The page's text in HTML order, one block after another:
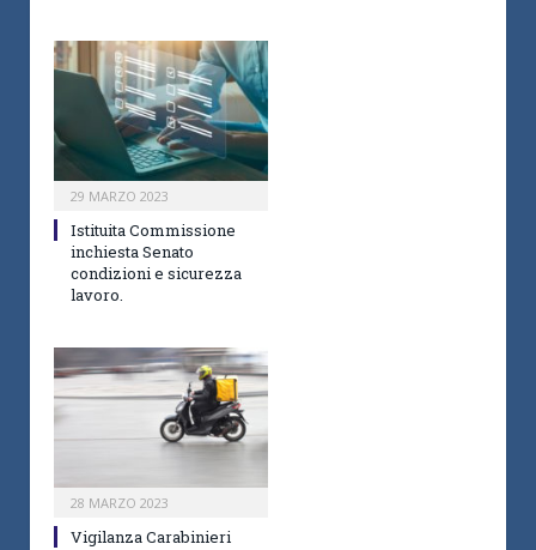
29 MARZO 2023
Istituita Commissione
inchiesta Senato
condizioni e sicurezza
lavoro.
28 MARZO 2023
Vigilanza Carabinieri